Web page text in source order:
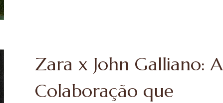
Zara x John Galliano: A
Colaboração que